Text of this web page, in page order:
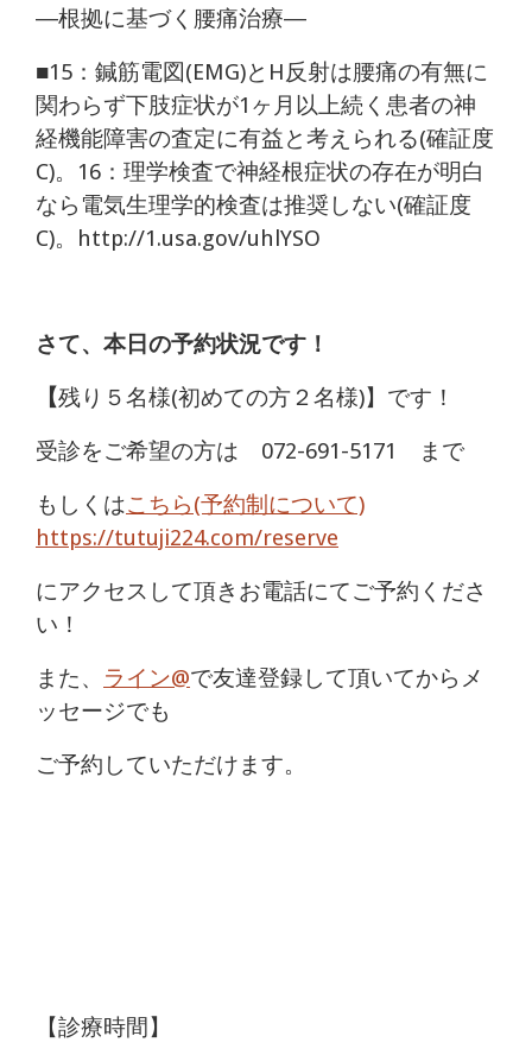
―根拠に基づく腰痛治療―
■15：鍼筋電図(EMG)とH反射は腰痛の有無に
関わらず下肢症状が1ヶ月以上続く患者の神
経機能障害の査定に有益と考えられる(確証度
C)。16：理学検査で神経根症状の存在が明白
なら電気生理学的検査は推奨しない(確証度
C)。http://1.usa.gov/uhlYSO
さて、本日の予約状況です！
【残り５名様(初めての方２名様)】です！
受診をご希望の方は 072-691-5171 まで
もしくはこちら(予約制について)
https://tutuji224.com/reserve
にアクセスして頂きお電話にてご予約くださ
い！
また、 ライン@で友達登録して頂いてからメ
ッセージでも
ご予約していただけます。
【診療時間】